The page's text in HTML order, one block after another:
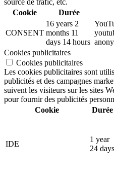
source de trafic, etc.
Cookie
Durée
CONSENT
16 years 2
months 11
days 14 hours
Cookies publicitaires
Cookies publicitaires
Les cookies publicitaires sont
publicités et des campagnes
suivent les visiteurs sur les sites
pour fournir des publicités
Cookie
Durée
IDE
1 year
24 days